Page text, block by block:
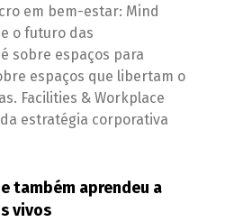
em bem-estar: Mind
o futuro das
sobre espaços para
espaços que libertam o
Facilities & Workplace
estratégia corporativa
também aprendeu a
vivos